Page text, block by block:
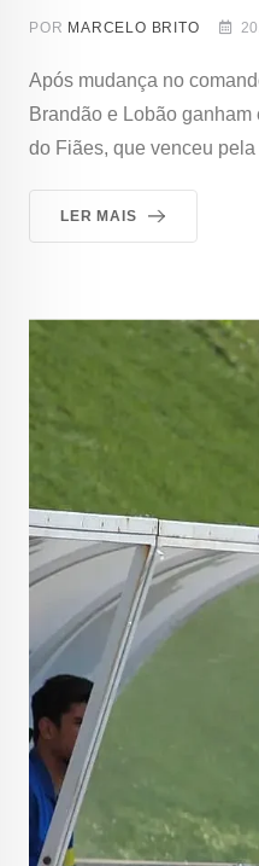
POR MARCELO BRITO
Após mudança no
Brandão e Lobão
do Fiães, que venceu
LER MAIS